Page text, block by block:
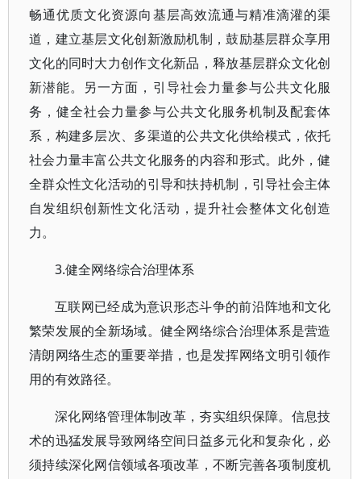
畅通优质文化资源向基层高效流通与精准滴灌的渠
道，建立基层文化创新激励机制，鼓励基层群众享用
文化的同时大力创作文化新品，释放基层群众文化创
新潜能。另一方面，引导社会力量参与公共文化服
务，健全社会力量参与公共文化服务机制及配套体
系，构建多层次、多渠道的公共文化供给模式，依托
社会力量丰富公共文化服务的内容和形式。此外，健
全群众性文化活动的引导和扶持机制，引导社会主体
自发组织创新性文化活动，提升社会整体文化创造
力。
3.健全网络综合治理体系
互联网已经成为意识形态斗争的前沿阵地和文化
繁荣发展的全新场域。健全网络综合治理体系是营造
清朗网络生态的重要举措，也是发挥网络文明引领作
用的有效路径。
深化网络管理体制改革，夯实组织保障。信息技
术的迅猛发展导致网络空间日益多元化和复杂化，必
须持续深化网信领域各项改革，不断完善各项制度机